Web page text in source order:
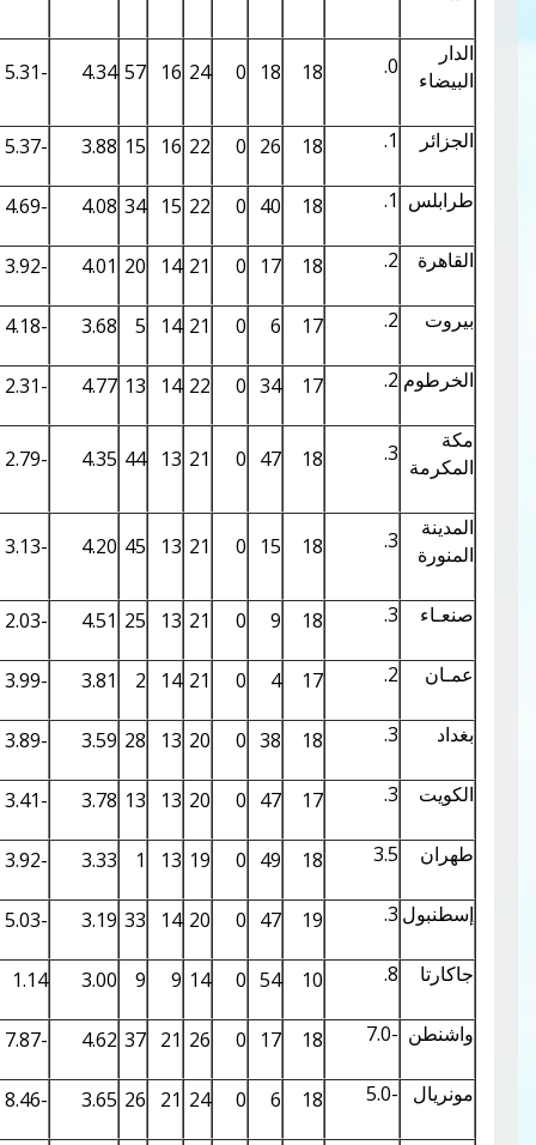
18
18
0
16
57
4.34
-5.31
8.06
0.50
18
26
0
16
15
3.88
-5.37
7.77
0.46
18
40
0
15
34
4.08
-4.69
7.47
0.43
18
17
0
14
20
4.01
-3.92
6.95
0.37
17
6
0
14
3.68
-4.18
6.84
0.36
17
34
0
14
13
4.77
-2.31
6.90
0.36
18
47
0
13
44
4.35
-2.79
6.69
0.34
18
15
0
13
45
4.20
-3.13
6.70
0.34
18
9
0
13
25
4.51
-2.03
6.56
0.33
17
4
0
14
2
3.81
-3.99
6.83
0.36
18
0
13
28
3.59
-3.89
6.59
0.33
17
47
0
13
13
3.78
-3.41
6.48
0.32
18
49
0
13
3.33
-3.92
6.40
0.31
19
47
0
14
33
3.19
-5.03
7.04
0.38
10
54
0
9
9
3.00
1.14
4.87
0.18
18
17
0
21
37
4.62
-7.87
10.11
0.78
18
6
0
21
26
3.65
-8.46
10.03
0.77